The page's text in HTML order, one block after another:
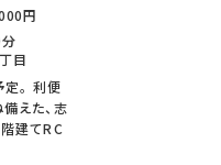
円
目
。 利便
えた、志
建てRC